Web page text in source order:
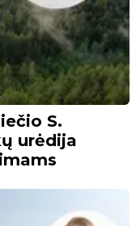
S.
urėdija